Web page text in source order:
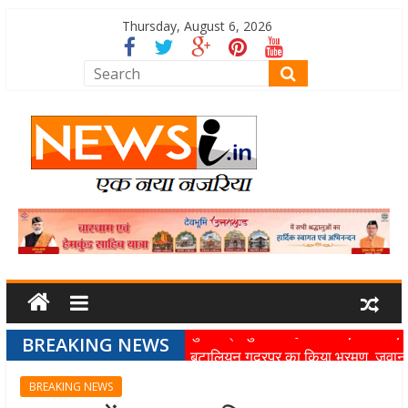
Thursday, August 6, 2026
BREAKING NEWS
मुख्यमंत्री पुष्कर सिंह धामी ने
बटालियन गदरपुर का किया भ्रमण,
BREAKING NEWS